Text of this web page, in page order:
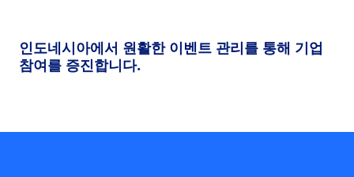
인도네시아에서 원활한 이벤트 관리를 통해 기업
참여를 증진합니다.